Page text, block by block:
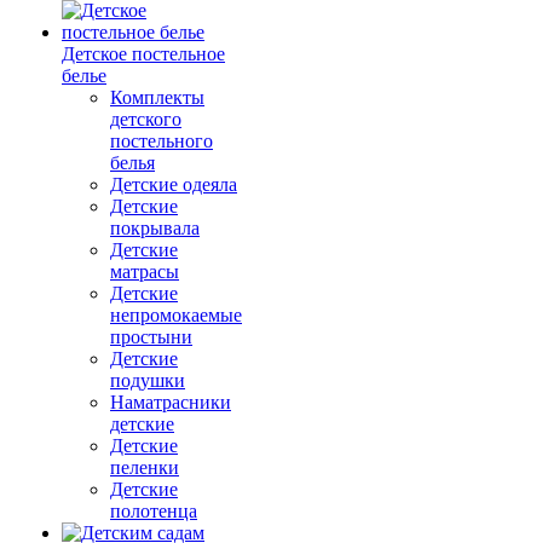
Детское постельное
белье
Комплекты
детского
постельного
белья
Детские одеяла
Детские
покрывала
Детские
матрасы
Детские
непромокаемые
простыни
Детские
подушки
Наматрасники
детские
Детские
пеленки
Детские
полотенца